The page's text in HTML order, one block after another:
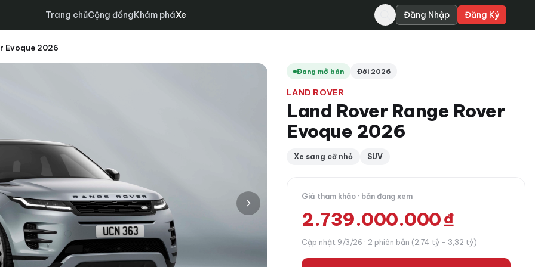
Trang chủCộng đồngKhám pháXe Đăng Nhập Đăng Ký
Evoque 2026
Đang mở bán Đời 2026
LAND ROVER
Land Rover Range Rover
Evoque 2026
Xe sang cỡ nhỏ SUV
Giá tham khảo · bản đang xem
2.739.000.000 ₫
Cập nhật 9/3/26 · 2 phiên bản (2,74 tỷ – 3,32 tỷ)